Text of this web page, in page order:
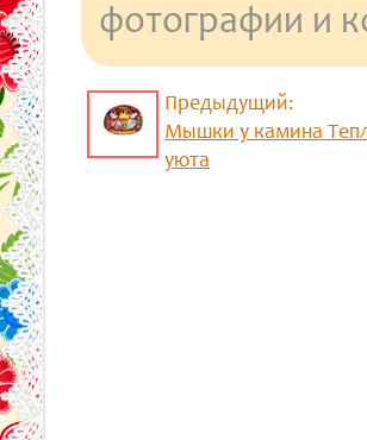
фотографии и
Предыдущий:
Мышки у камина
уюта